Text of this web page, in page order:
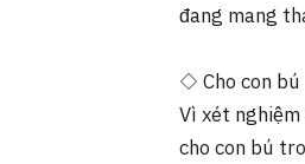
đang mang
◇ Cho con bú
Vì xét
cho con bú